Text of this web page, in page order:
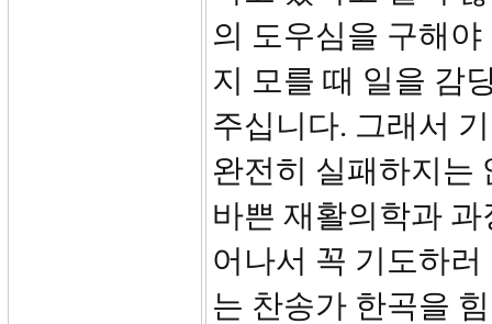
의 도우심을 구해
지 모를 때 일을 감
주십니다. 그래서
완전히 실패하지는
바쁜 재활의학과
어나서 꼭 기도하
는 찬송가 한곡을